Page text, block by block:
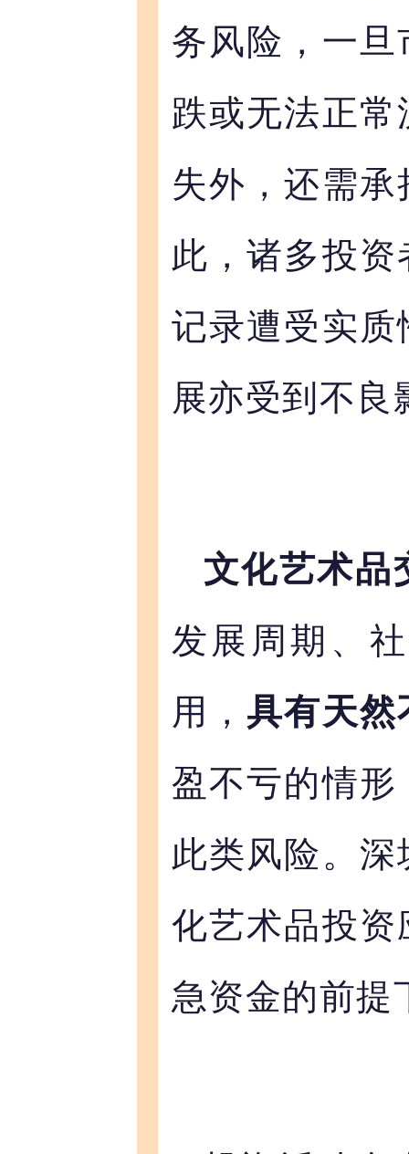
务风险，一
跌或无法正
失外，还需
此，诸多投
记录遭受实
展亦受到不良
文化艺术品
发展周期、
用， 具有天然
盈不亏的情
此类风险。
化艺术品投
急资金的前提